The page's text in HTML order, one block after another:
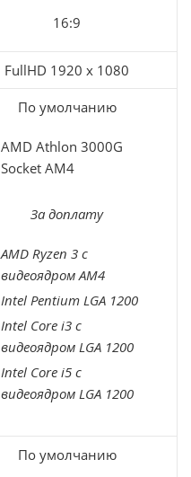
16:9
FullHD 1920 х 1080
По умолчанию
AMD Athlon 3000G
Socket AM4
За доплату
AMD Ryzen 3 с
видеоядром AM4
Intel Pentium LGA 1200
Intel Core i3 с
видеоядром LGA 1200
Intel Core i5 с
видеоядром LGA 1200
По умолчанию